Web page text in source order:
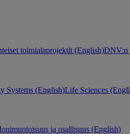
toimialaprojektit (English)DNV:n
Systems (English)Life Sciences
ja osallisuus (English)